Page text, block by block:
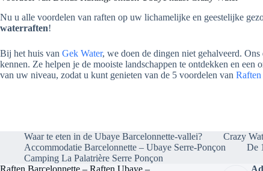
Nu u alle voordelen van raften op uw lichamelijke en geestelijke
waterraften!
Bij het huis van Gek Water, we doen de dingen niet gehalveerd. Ons
kennen. Ze helpen je de mooiste landschappen te ontdekken en
van uw niveau, zodat u kunt genieten van de 5 voordelen van Raften
Waar te eten in de Ubaye Barcelonnette-vallei?
Crazy
Accommodatie Barcelonnette – Ubaye Serre-Ponçon
De
Camping La Palatrière Serre Ponçon
Raften Barcelonnette – Raften Ubaye –